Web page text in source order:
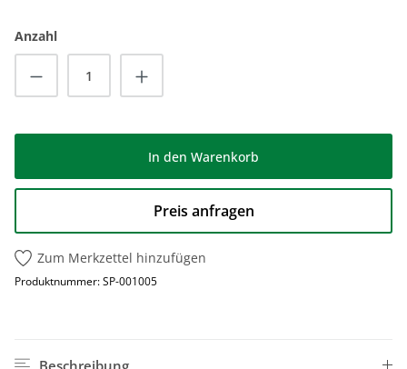
Anzahl
Produkt Anzahl: Gib den gewünschten
In den Warenkorb
Preis anfragen
Zum Merkzettel hinzufügen
Produktnummer:SP-001005
Beschreibung